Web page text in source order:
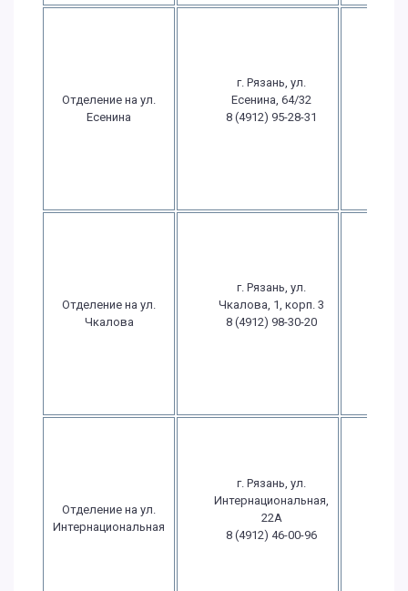
Отделение на ул.
Есенина
г. Рязань, ул.
Есенина, 64/32
8 (4912) 95-28-31
Отделение на ул.
Чкалова
г. Рязань, ул.
Чкалова, 1, корп. 3
8 (4912) 98-30-20
Отделение на ул.
Интернациональная
г. Рязань, ул.
Интернациональная,
22А
8 (4912) 46-00-96